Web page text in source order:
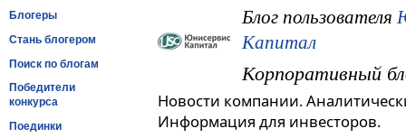
Блогеры
Стань блогером
Поиск по блогам
Победители
конкурса
Поединки
Блог пользователя
Капитал
Корпоративный
Новости компании.
Информация для инвесторов.